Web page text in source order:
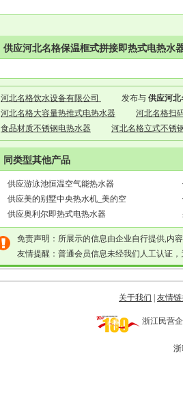
供应河北名格保温框式拼接即热式电热水
河北名格饮水设备有限公司 发布与 供应河
河北名格大容量热推式电热水器
河北名格扫
食品材质不锈钢电热水器
河北名格立式不锈
同类型其他产品
供应游泳池恒温空气能热水器
供应美的别墅中央热水机_美的空
供应奥利尔即热式电热水器
免责声明：所展示的信息由企业自行提供,内
友情提醒：普通会员信息未经我们人工认证
关于我们 友情
浙江民营
浙